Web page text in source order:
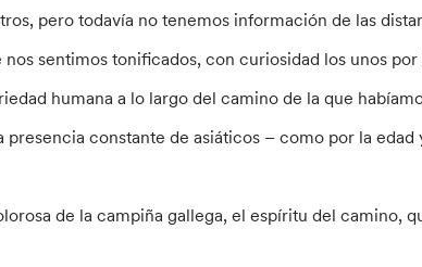
pero todavía no tenemos información de las
sentimos tonificados, con curiosidad los unos
humana a lo largo del camino de la que
constante de asiáticos – como por la edad
de la campiña gallega, el espíritu del camino,